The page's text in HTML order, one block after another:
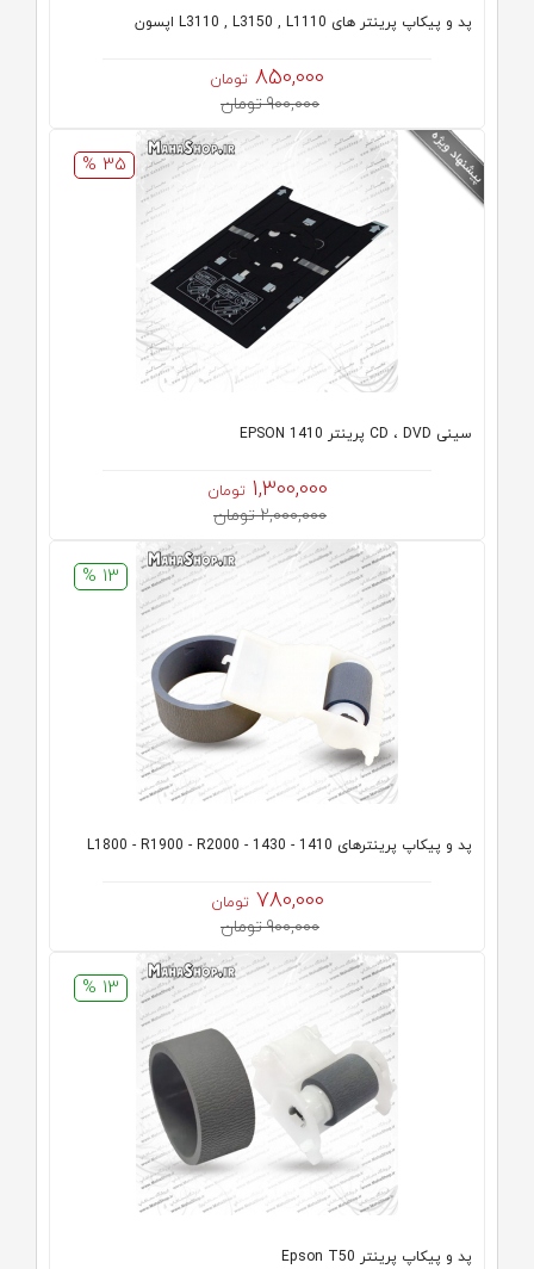
پد و پیکاپ پرینتر های L3110 , L3150 , L1110 اپسون
850,000 تومان
900,000 تومان
35 %
سینی CD ، DVD پرینتر EPSON 1410
1,300,000 تومان
2,000,000 تومان
13 %
پد و پیکاپ پرینترهای 1410 - 1430 - L1800 - R1900 - R2000
780,000 تومان
900,000 تومان
13 %
پد و پیکاپ پرینتر Epson T50